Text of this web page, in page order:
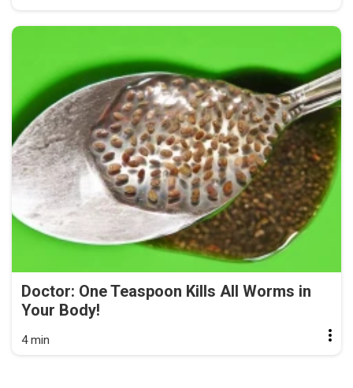
Doctor: One Teaspoon Kills All Worms in
Your Body!
4 min